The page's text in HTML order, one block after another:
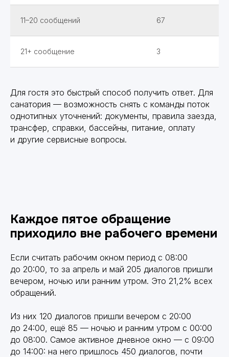
11–20 сообщений 67
21+ сообщение 3
Для гостя это быстрый способ получить ответ. Для
санатория — возможность снять с команды поток
однотипных уточнений: документы, правила заезда,
трансфер, справки, бассейны, питание, оплату
и другие сервисные вопросы.
Каждое пятое обращение
приходило вне рабочего времени
Если считать рабочим окном период с 08:00
до 20:00, то за апрель и май 205 диалогов пришли
вечером, ночью или ранним утром. Это 21,2% всех
обращений.
Из них 120 диалогов пришли вечером с 20:00
до 24:00, ещё 85 — ночью и ранним утром с 00:00
до 08:00. Самое активное дневное окно — с 09:00
до 14:00: на него пришлось 450 диалогов, почти